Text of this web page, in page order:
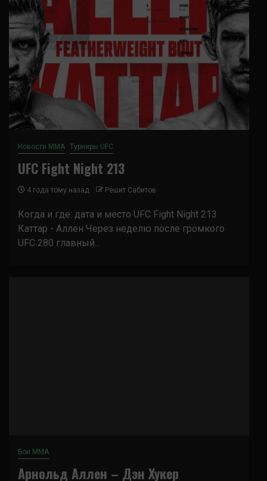
Новости ММА Турниры UFC
UFC Fight Night 213
4 года тому назад Решит Сабитов
Когда и где: дата и место UFC Fight Night 213
Каттар - Аллен Через неделю после громкого
UFC 280 главный...
Бои ММА
Арнольд Аллен – Дэн Хукер